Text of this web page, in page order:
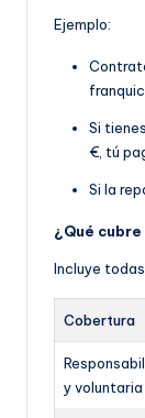
Ejemplo:
Si
€, tú
Si la
¿Qué
Incluye
Cobertura
y voluntaria